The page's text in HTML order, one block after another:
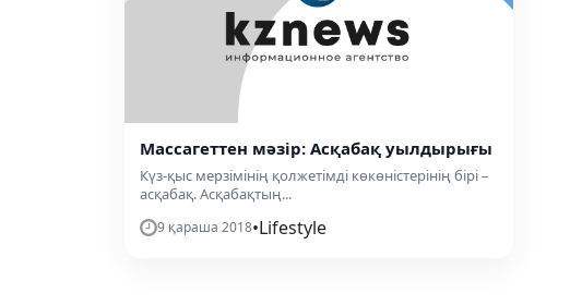
Массагеттен мәзір: Асқабақ уылдырығы
Күз-қыс мерзімінің қолжетімді көкөністерінің бірі –
асқабақ. Асқабақтың...
9 қараша 2018•Lifestyle